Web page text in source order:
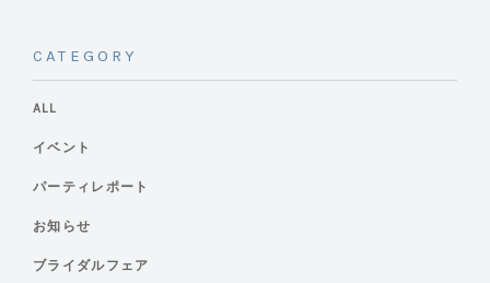
CATEGORY
ALL
イベント
パーティレポート
お知らせ
ブライダルフェア